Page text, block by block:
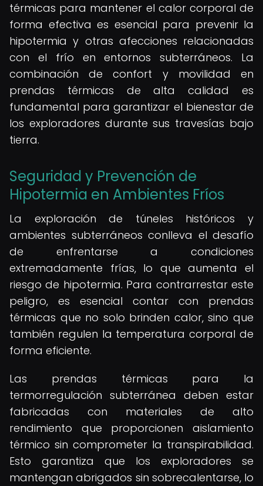
térmicas para mantener el calor corporal de
forma efectiva es esencial para prevenir la
hipotermia y otras afecciones relacionadas
con el frío en entornos subterráneos. La
combinación de confort y movilidad en
prendas térmicas de alta calidad es
fundamental para garantizar el bienestar de
los exploradores durante sus travesías bajo
tierra.
Seguridad y Prevención de
Hipotermia en Ambientes Fríos
La exploración de túneles históricos y
ambientes subterráneos conlleva el desafío
de enfrentarse a condiciones
extremadamente frías, lo que aumenta el
riesgo de hipotermia. Para contrarrestar este
peligro, es esencial contar con prendas
térmicas que no solo brinden calor, sino que
también regulen la temperatura corporal de
forma eficiente.
Las prendas térmicas para la
termorregulación subterránea deben estar
fabricadas con materiales de alto
rendimiento que proporcionen aislamiento
térmico sin comprometer la transpirabilidad.
Esto garantiza que los exploradores se
mantengan abrigados sin sobrecalentarse, lo